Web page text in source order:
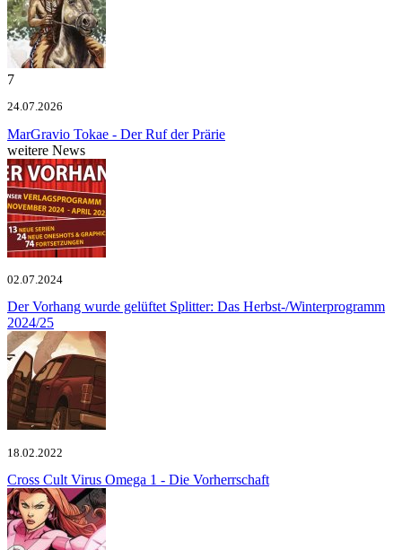
7
24.07.2026
MarGravio Tokae - Der Ruf der Prärie
weitere News
02.07.2024
Der Vorhang wurde gelüftet Splitter: Das Herbst-/Winterprogramm
2024/25
18.02.2022
Cross Cult Virus Omega 1 - Die Vorherrschaft